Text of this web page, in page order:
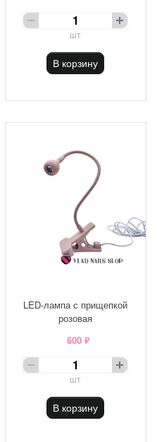
шт
В корзину
LED-лампа с прищепкой
розовая
600 ₽
шт
В корзину